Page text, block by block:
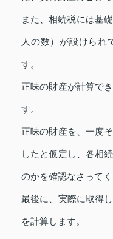
また、相続税には基
人の数）が設けられ
す。
正味の財産が計算で
す。
正味の財産を、一度
したと仮定し、各相
のかを確認なさってく
最後に、実際に取得
を計算します。